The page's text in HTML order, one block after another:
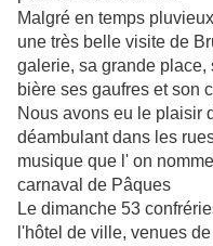
Malgré en temps
une très belle visite de
galerie, sa grande place,
bière ses gaufres et son
Nous avons eu le plaisir
déambulant dans les
musique que l' on
carnaval de Pâques
Le dimanche 53
l'hôtel de ville, venues